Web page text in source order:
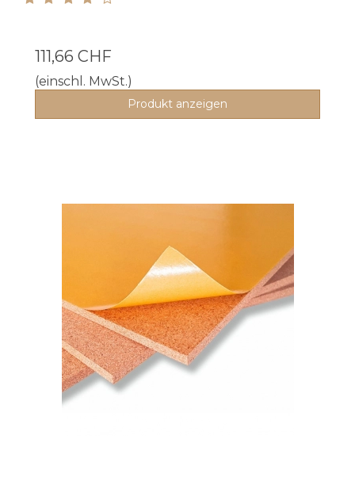
111,66 CHF
(einschl. MwSt.)
Produkt anzeigen